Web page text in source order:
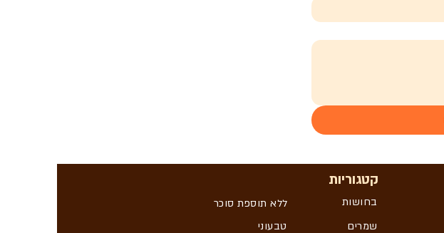
קטגוריות
ללא תוספת סוכר
טבעוני
בחושות
שמרים